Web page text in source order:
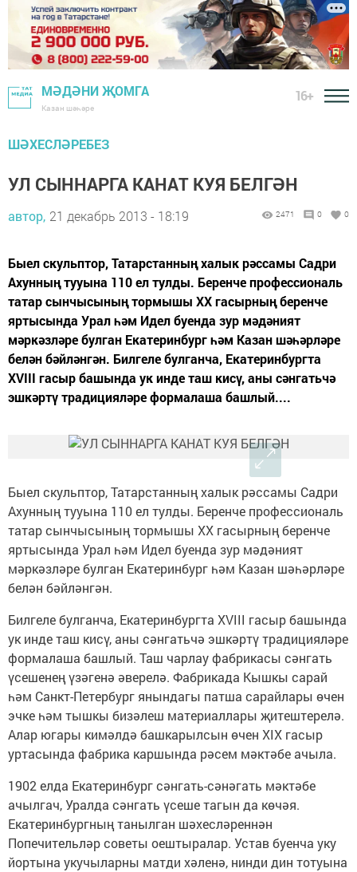
МӘДӘНИ ҖОМГА
Казан шәһәре
16+
ШӘХЕСЛӘРЕБЕЗ
УЛ СЫННАРГА КАНАТ КУЯ БЕЛГӘН
автор, 21 декабрь 2013 - 18:19 2471 0 0
Быел скульптор, Татарстанның халык рәссамы Садри
Ахунның тууына 110 ел тулды. Беренче профессиональ
татар сынчысының тормышы ХХ гасырның беренче
яртысында Урал һәм Идел буенда зур мәдәният
мәркәзләре булган Екатеринбург һәм Казан шәһәрләре
белән бәйләнгән. Билгеле булганча, Екатеринбургта
XVIII гасыр башында ук инде таш кисү, аны сәнгатьчә
эшкәртү традицияләре формалаша башлый....
Быел скульптор, Татарстанның халык рәссамы Садри
Ахунның тууына 110 ел тулды. Беренче профессиональ
татар сынчысының тормышы ХХ гасырның беренче
яртысында Урал һәм Идел буенда зур мәдәният
мәркәзләре булган Екатеринбург һәм Казан шәһәрләре
белән бәйләнгән.
Билгеле булганча, Екатеринбургта XVIII гасыр башында
ук инде таш кисү, аны сәнгатьчә эшкәртү традицияләре
формалаша башлый. Таш чарлау фабрикасы сәнгать
үсешенең үзәгенә әверелә. Фабрикада Кышкы сарай
һәм Санкт-Петербург янындагы патша сарайлары өчен
эчке һәм тышкы бизәлеш материаллары җитештерелә.
Алар югары кимәлдә башкарылсын өчен XIX гасыр
уртасында фабрика каршында рәсем мәктәбе ачыла.
1902 елда Екатеринбург сәнгать-сәнәгать мәктәбе
ачылгач, Уралда сәнгать үсеше тагын да көчәя.
Екатеринбургның танылган шәхесләреннән
Попечительләр советы оештыралар. Устав буенча уку
йортына укучыларны матди хәленә, нинди дин тотуына